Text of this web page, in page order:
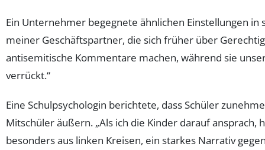
Ein Unternehmer begegnete ähnlichen Einstellungen in
meiner Geschäftspartner, die sich früher über
antisemitische Kommentare machen, während sie
verrückt.“
Eine Schulpsychologin berichtete, dass Schüler
Mitschüler äußern. „Als ich die Kinder darauf ansprach,
besonders aus linken Kreisen, ein starkes Narrativ